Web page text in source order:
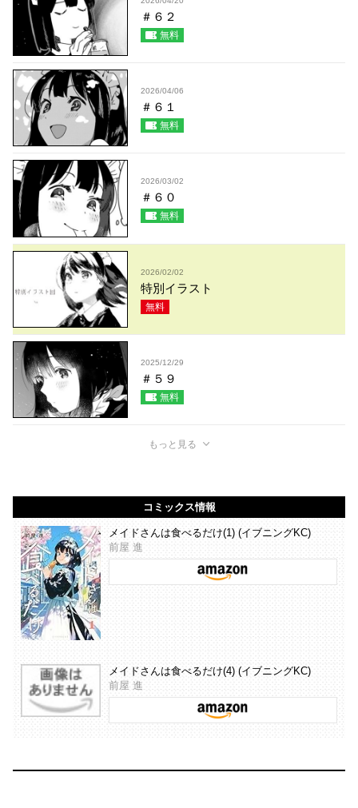
＃６２
無料
2026/04/06
＃６１
無料
2026/03/02
＃６０
無料
2026/02/02
特別イラスト
無料
2025/12/29
＃５９
無料
もっと見る
コミックス情報
メイドさんは食べるだけ(1) (イブニングKC)
前屋 進
メイドさんは食べるだけ(4) (イブニングKC)
前屋 進